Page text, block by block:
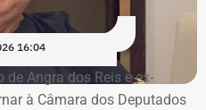
16:04
Angra dos Reis e ex-
à Câmara dos Deputados